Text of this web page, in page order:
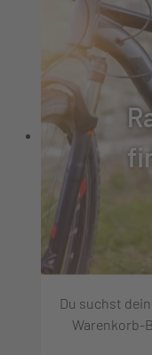
Du suchst
Warenkorb-